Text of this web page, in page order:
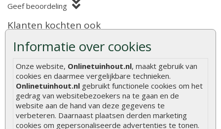
Informatie over cookies
Onze website, Onlinetuinhout.nl, maakt gebruik van
cookies en daarmee vergelijkbare technieken.
Onlinetuinhout.nl gebruikt functionele cookies om het
gedrag van websitebezoekers na te gaan en de
website aan de hand van deze gegevens te
verbeteren. Daarnaast plaatsen derden marketing
cookies om gepersonaliseerde advertenties te tonen.
Geef beoordeling
Klanten kochten ook
Regel douglas bezaagd 5 x
15 cm
Regel douglas bezaagd 5 x 15
Schuttingplank
aanbieding grenen
geïmpregneerd 1,6 x 14 x
De schuttingplank grenen